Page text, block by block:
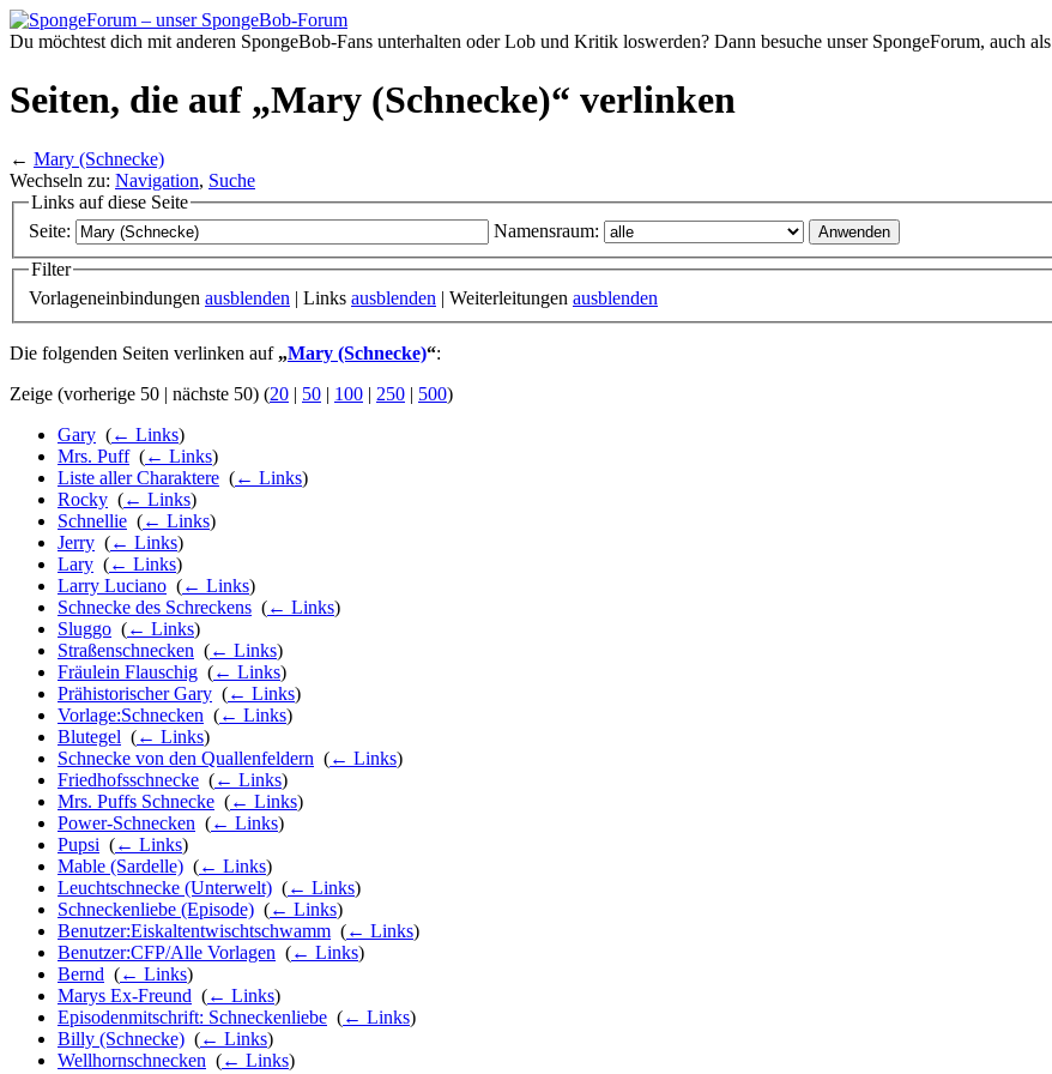
Du möchtest dich mit anderen SpongeBob-Fans unterhalten oder Lob und Kritik loswerden? Dann besuche unser SpongeForum, auch als
Seiten, die auf „Mary (Schnecke)“ verlinken
← Mary (Schnecke)
Wechseln zu: Navigation, Suche
Links auf diese Seite
Seite:
Namensraum:
Filter
Vorlageneinbindungen ausblenden | Links ausblenden | Weiterleitungen ausblenden
Die folgenden Seiten verlinken auf „Mary (Schnecke)“:
Zeige (vorherige 50 | nächste 50) (20 | 50 | 100 | 250 | 500)
Gary (← Links)
Mrs. Puff‎ (← Links)
Liste aller Charaktere (← Links)
Rocky (← Links)
Schnellie (← Links)
Jerry (← Links)
Lary (← Links)
Larry Luciano (← Links)
Schnecke des Schreckens (← Links)
Sluggo (← Links)
Straßenschnecken (← Links)
Fräulein Flauschig (← Links)
Prähistorischer Gary (← Links)
Vorlage:Schnecken (← Links)
Blutegel (← Links)
Schnecke von den Quallenfeldern (← Links)
Friedhofsschnecke (← Links)
Mrs. Puffs Schnecke (← Links)
Power-Schnecken (← Links)
Pupsi (← Links)
Mable (Sardelle) (← Links)
Leuchtschnecke (Unterwelt) (← Links)
Schneckenliebe (Episode) (← Links)
Benutzer:Eiskaltentwischtschwamm (← Links)
Benutzer:CFP/Alle Vorlagen (← Links)
Bernd (← Links)
Marys Ex-Freund (← Links)
Episodenmitschrift: Schneckenliebe (← Links)
Billy (Schnecke) (← Links)
Wellhornschnecken (← Links)